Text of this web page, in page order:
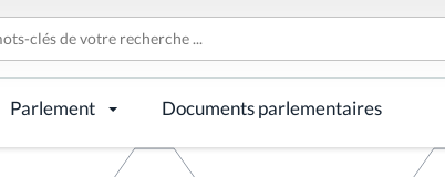
Parlement Documents parlementaires